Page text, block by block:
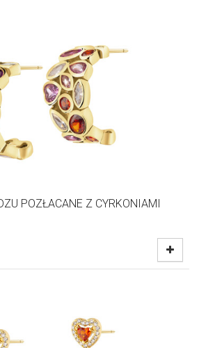
POZŁACANE Z CYRKONIAMI